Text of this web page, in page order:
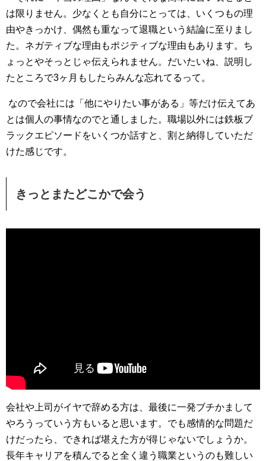
は限りません。少なくとも自分にとっては、いくつもの理
由やきっかけ、偶然も重なって退職という結論に至りまし
た。ネガティブな理由もポジティブな理由もあります。ち
ょっとやそっとじゃ伝えられません。だいたいね、説明し
たところで3ヶ月もしたらみんな忘れてるって。
なので会社には「他にやりたい事がある」等だけ伝えてあ
とは個人の事情なのでと通しました。職場以外には鉄板ブ
ラックエピソードをいくつか話すと、割と納得していただ
けた感じです。
きっとまたどこかで会う
会社や上司がイヤで辞める方は、最後に一発ブチかまして
やろうっていう方もいると思います。でも感情的な問題だ
けだったら、できれば堪えた方が得じゃないでしょうか。
長年キャリアを積んでると全く違う職業というのも難しい